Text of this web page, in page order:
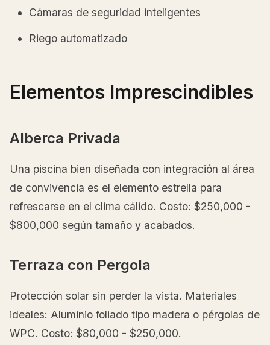
Cámaras de seguridad inteligentes
Riego automatizado
Elementos Imprescindibles
Alberca Privada
Una piscina bien diseñada con integración al área
de convivencia es el elemento estrella para
refrescarse en el clima cálido. Costo: $250,000 -
$800,000 según tamaño y acabados.
Terraza con Pergola
Protección solar sin perder la vista. Materiales
ideales: Aluminio foliado tipo madera o pérgolas de
WPC. Costo: $80,000 - $250,000.